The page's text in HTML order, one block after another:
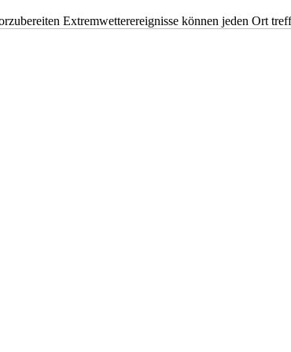
Extremwetterereignisse können jeden Ort